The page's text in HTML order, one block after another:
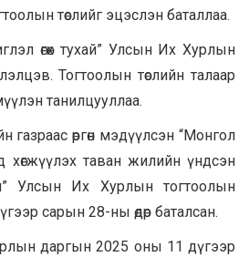
төслийг эцэслэн баталлаа.
өгөх тухай” Улсын Их Хурлын
Тогтоолын төслийн талаар
танилцууллаа.
газраас өргөн мэдүүлсэн “Монгол
таван жилийн үндсэн
Улсын Их Хурлын тогтоолын
сарын 28-ны өдөр баталсан.
даргын 2025 оны 11 дүгээр